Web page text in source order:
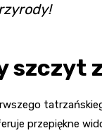
szczyt
przepiękne